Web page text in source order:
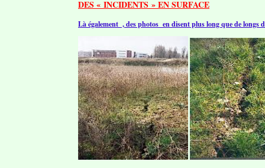
DES « INCIDENTS » EN SURFACE
Là également , des photos en disent plus long que de longs